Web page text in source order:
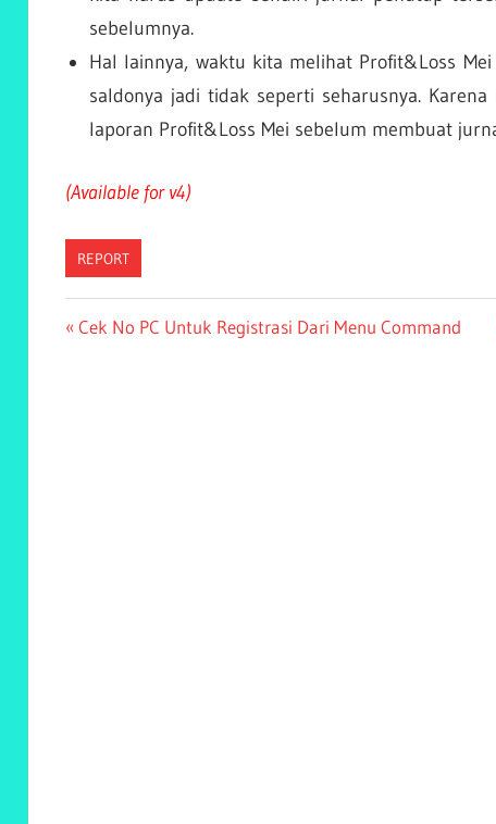
sebelumnya.
Hal lainnya, waktu kita melihat Profit&Loss
saldonya jadi tidak seperti seharusnya.
laporan Profit&Loss Mei sebelum membuat
(Available for v4)
REPORT
Post
Previous
Cek No PC Untuk Registrasi Dari Menu Command